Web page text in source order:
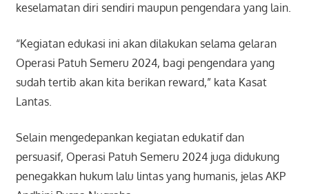
keselamatan diri sendiri maupun pengendara yang lain.
“Kegiatan edukasi ini akan dilakukan selama gelaran
Operasi Patuh Semeru 2024, bagi pengendara yang
sudah tertib akan kita berikan reward,” kata Kasat
Lantas.
Selain mengedepankan kegiatan edukatif dan
persuasif, Operasi Patuh Semeru 2024 juga didukung
penegakkan hukum lalu lintas yang humanis, jelas AKP